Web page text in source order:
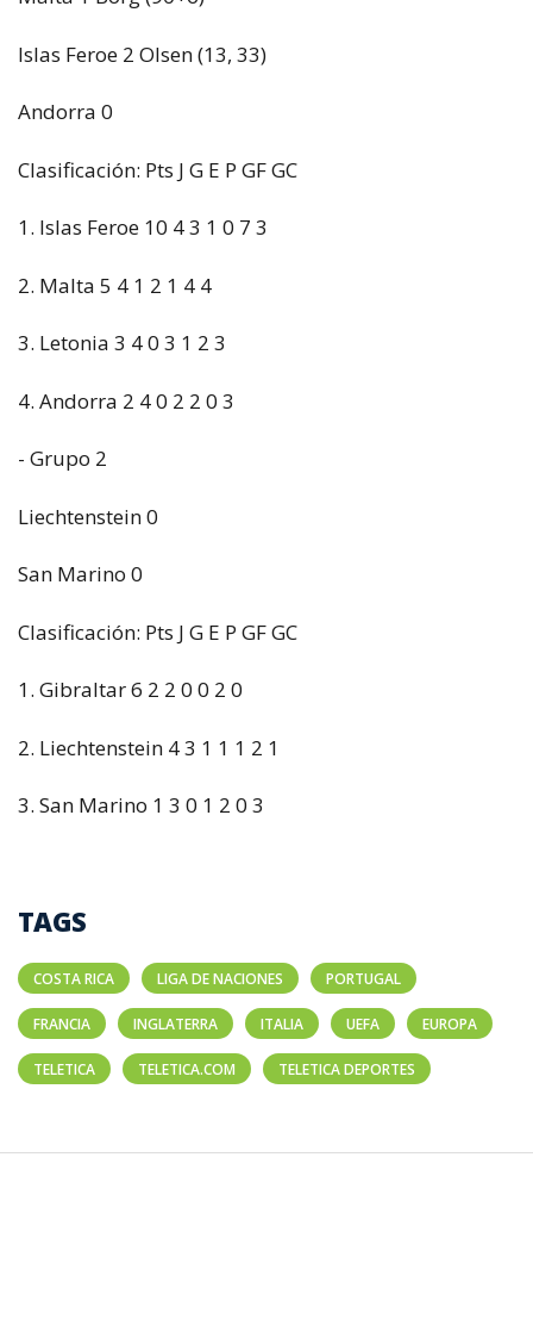
Islas Feroe 2 Olsen (13, 33)
Andorra 0
Clasificación: Pts J G E P GF GC
1. Islas Feroe 10 4 3 1 0 7 3
2. Malta 5 4 1 2 1 4 4
3. Letonia 3 4 0 3 1 2 3
4. Andorra 2 4 0 2 2 0 3
- Grupo 2
Liechtenstein 0
San Marino 0
Clasificación: Pts J G E P GF GC
1. Gibraltar 6 2 2 0 0 2 0
2. Liechtenstein 4 3 1 1 1 2 1
3. San Marino 1 3 0 1 2 0 3
TAGS
COSTA RICA LIGA DE NACIONES PORTUGAL
FRANCIA INGLATERRA ITALIA UEFA EUROPA
TELETICA TELETICA.COM TELETICA DEPORTES